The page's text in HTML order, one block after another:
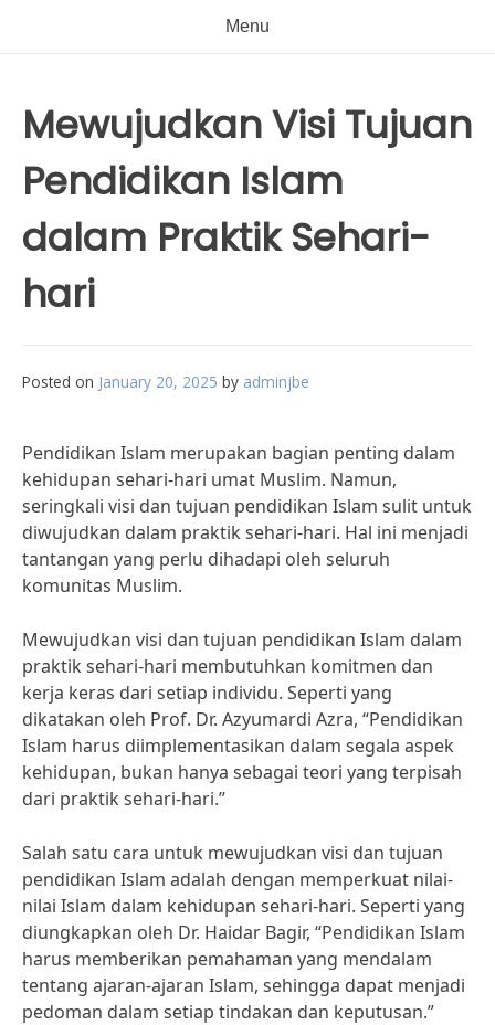
Menu
Mewujudkan Visi Tujuan
Pendidikan Islam
dalam Praktik Sehari-
hari
Posted on January 20, 2025 by adminjbe
Pendidikan Islam merupakan bagian penting dalam
kehidupan sehari-hari umat Muslim. Namun,
seringkali visi dan tujuan pendidikan Islam sulit untuk
diwujudkan dalam praktik sehari-hari. Hal ini menjadi
tantangan yang perlu dihadapi oleh seluruh
komunitas Muslim.
Mewujudkan visi dan tujuan pendidikan Islam dalam
praktik sehari-hari membutuhkan komitmen dan
kerja keras dari setiap individu. Seperti yang
dikatakan oleh Prof. Dr. Azyumardi Azra, “Pendidikan
Islam harus diimplementasikan dalam segala aspek
kehidupan, bukan hanya sebagai teori yang terpisah
dari praktik sehari-hari.”
Salah satu cara untuk mewujudkan visi dan tujuan
pendidikan Islam adalah dengan memperkuat nilai-
nilai Islam dalam kehidupan sehari-hari. Seperti yang
diungkapkan oleh Dr. Haidar Bagir, “Pendidikan Islam
harus memberikan pemahaman yang mendalam
tentang ajaran-ajaran Islam, sehingga dapat menjadi
pedoman dalam setiap tindakan dan keputusan.”